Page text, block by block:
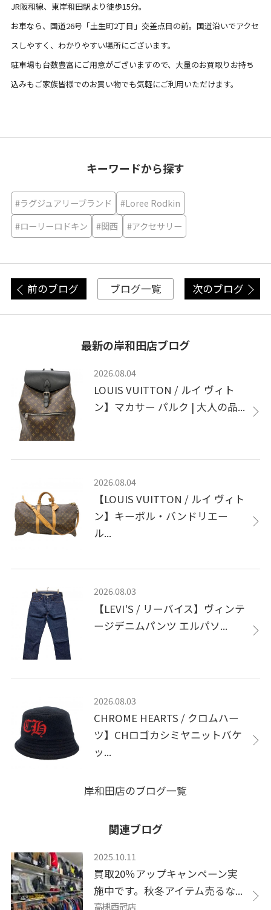
JR阪和線、東岸和田駅より徒歩15分。
お車なら、国道26号「土生町2丁目」交差点目の前。 国道沿いでアクセ
スしやすく、わかりやすい場所にございます。
駐車場も台数豊富にご用意がございますので、 大量のお買取りお持ち
込みもご家族皆様でのお買い物でも気軽にご利用いただけます。
キーワードから探す
#ラグジュアリーブランド
#Loree Rodkin
#ローリーロドキン
#関西 #アクセサリー
前のブログ ブログ一覧 次のブログ
最新の岸和田店ブログ
2026.08.04
LOUIS VUITTON / ルイ ヴィト
ン】マカサー パルク | 大人の品...
2026.08.04
【LOUIS VUITTON / ルイ ヴィト
ン】キーポル・バンドリエー
ル...
2026.08.03
【LEVI'S / リーバイス】ヴィンテ
ージデニムパンツ エルパソ...
2026.08.03
CHROME HEARTS / クロムハー
ツ】CHロゴカシミヤニットバケ
ッ...
岸和田店のブログ一覧
関連ブログ
2025.10.11
買取20％アップキャンペーン実
施中です。秋冬アイテム売るな...
高槻西冠店